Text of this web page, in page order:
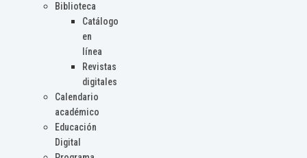
Biblioteca
Catálogo
en
línea
Revistas
digitales
Calendario
académico
Educación
Digital